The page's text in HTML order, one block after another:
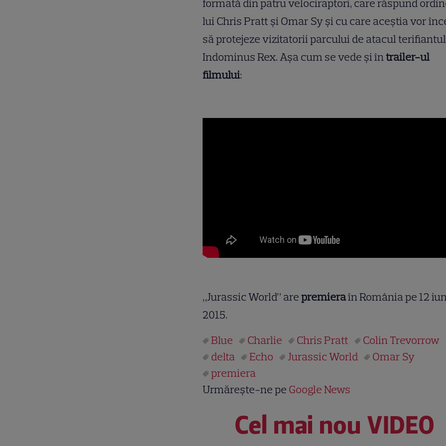
formată din patru velociraptori, care răspund
lui Chris Pratt și Omar Sy și cu care aceștia vor
să protejeze vizitatorii parcului de atacul
Indominus Rex. Așa cum se vede și întrailer-ul
filmului:
„Jurassic World” arepremieraîn România pe 12
2015.
Blue
Charlie Chris Pratt
Colin Trevorrow
delta
Echo Jurassic World
Omar Sy
premiera
Urmărește-ne pe Google News
Cel mai nou VIDEO